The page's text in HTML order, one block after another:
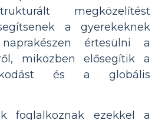
megközelítést
a gyerekeknek
értesülni a
miközben elősegítik a
és a globális
foglalkoznak ezekkel a